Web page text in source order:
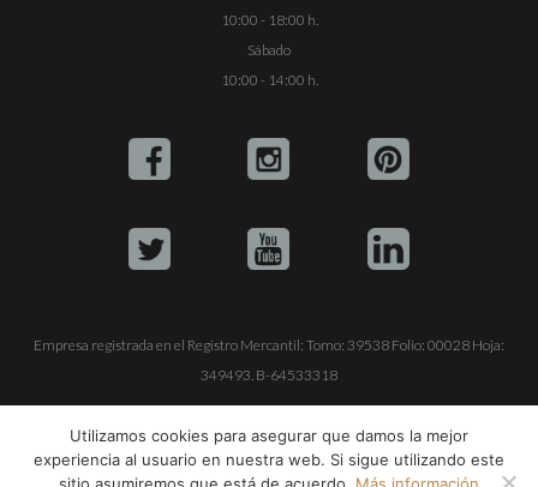
10:00 - 18:00 h.
Sábado
10:00 - 14:00 h.
Empresa registrada en el Registro Mercantil: Tomo: 39538 Folio: 00028 Hoja:
349493. B-64533318
ALQUILER DE YATES EN IBIZA S.L.
Utilizamos cookies para asegurar que damos la mejor
experiencia al usuario en nuestra web. Si sigue utilizando este